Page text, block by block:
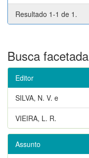
Resultado 1-1 de 1.
Busca facetada
Editor
SILVA, N. V. e
VIEIRA, L. R.
Assunto